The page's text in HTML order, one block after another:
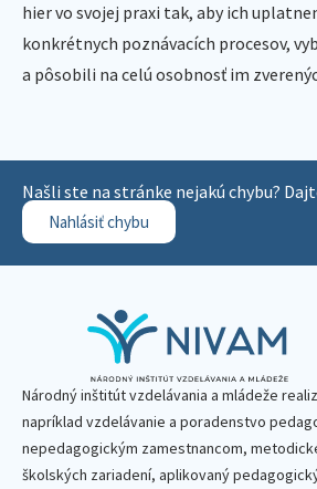
hier vo svojej praxi tak, aby ich
konkrétnych poznávacích procesov,
a pôsobili na celú osobnosť im
Našli ste na stránke nejakú chybu?
Nahlásiť chybu
Národný inštitút vzdelávania a mládeže
napríklad vzdelávanie a poradenstvo
nepedagogickým zamestnancom,
školských zariadení, aplikovaný